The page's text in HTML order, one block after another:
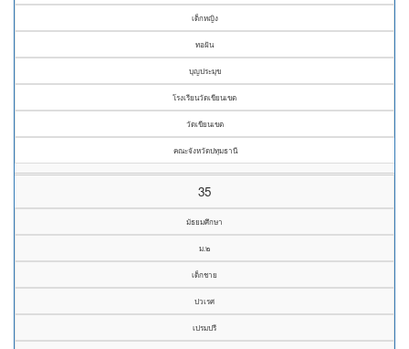
เด็กหญิง
ทอฝัน
บุญประมุข
โรงเรียนวัดเขียนเขต
วัดเขียนเขต
คณะจังหวัดปทุมธานี
35
มัธยมศึกษา
ม.๒
เด็กชาย
ปวเรศ
เปรมปรี